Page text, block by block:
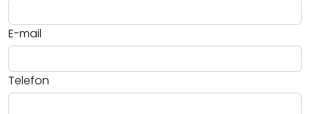
E-mail
Telefon